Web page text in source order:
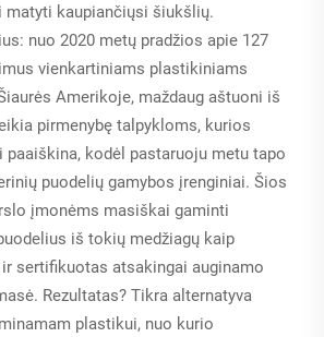
matyti kaupiančiųsi šiukšlių.
nuo 2020 metų pradžios apie 127
vienkartiniams plastikiniams
Amerikoje, maždaug aštuoni iš
pirmenybę talpykloms, kurios
paaiškina, kodėl pastaruoju metu tapo
puodelių gamybos įrenginiai. Šios
įmonėms masiškai gaminti
iš tokių medžiagų kaip
sertifikuotas atsakingai auginamo
Rezultatas? Tikra alternatyva
plastikui, nuo kurio